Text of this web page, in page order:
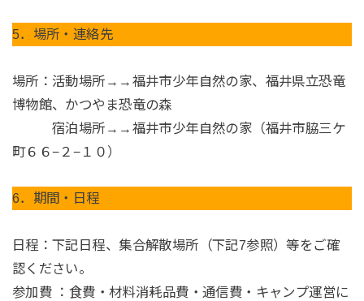
5．場所・連絡先
場所：活動場所→→福井市少年自然の家、福井県立恐竜
博物館、かつやま恐竜の森
宿泊場所→→福井市少年自然の家（福井市脇三ケ
町６６−２−１０）
6．期間・日程
日程：下記日程、集合解散場所（下記7参照）等をご確
認ください。
参加費 ：食費・材料消耗品費・通信費・キャンプ運営に